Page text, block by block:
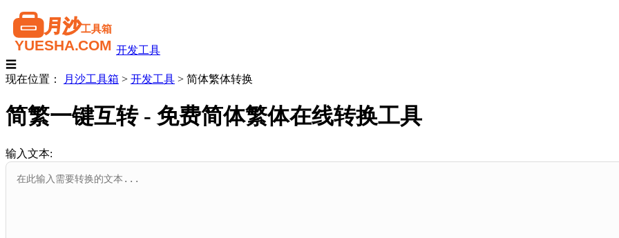
开发工具
☰
现在位置：
月沙工具箱 > 开发工具 > 简体繁体转换
简繁一键互转 - 免费简体繁体在线转换工具
输入文本: